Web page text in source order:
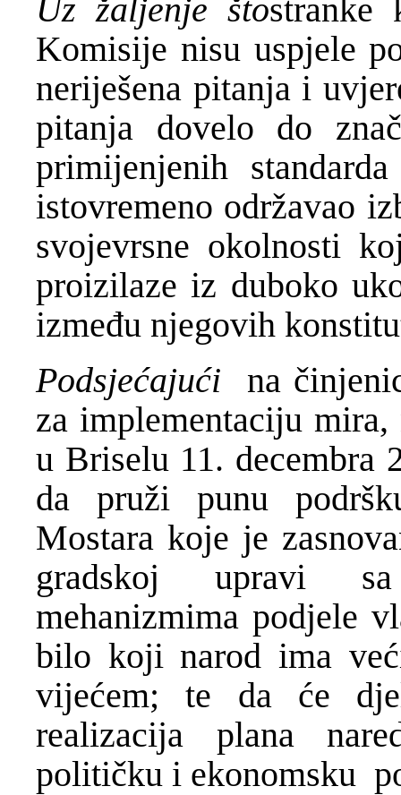
Uz žaljenje štostranke
Komisije nisu uspjele
neriješena pitanja i
pitanja dovelo do
primijenjenih
istovremeno održavao
svojevrsne okolnosti
proizilaze iz duboko
između njegovih
Podsjećajući na
za implementaciju mira,
u Briselu 11. decembra
da pruži punu
Mostara koje je
gradskoj upravi sa
mehanizmima podjele
bilo koji narod ima
vijećem; te da će
realizacija plana
političku i ekonomsku